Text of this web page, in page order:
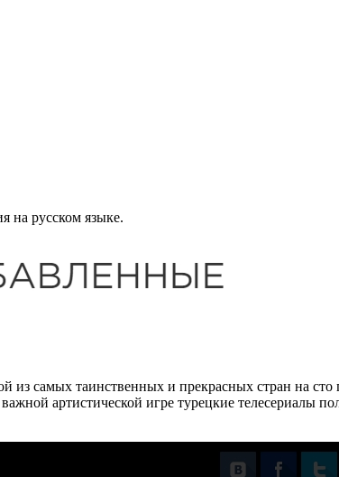
на русском языке.
самых таинственных и прекрасных стран на сто
артистической игре турецкие телесериалы